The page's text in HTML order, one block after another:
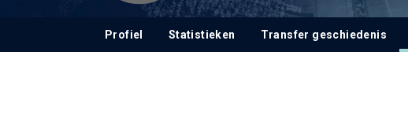
Profiel Statistieken Transfer geschiedenis